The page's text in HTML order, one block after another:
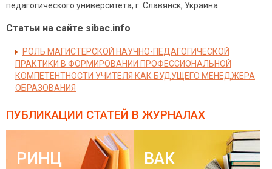
педагогического университета, г. Славянск, Украина
Статьи на сайте sibac.info
РОЛЬ МАГИСТЕРСКОЙ НАУЧНО-ПЕДАГОГИЧЕСКОЙ
ПРАКТИКИ В ФОРМИРОВАНИИ ПРОФЕССИОНАЛЬНОЙ
КОМПЕТЕНТНОСТИ УЧИТЕЛЯ КАК БУДУЩЕГО МЕНЕДЖЕРА
ОБРАЗОВАНИЯ
ПУБЛИКАЦИИ СТАТЕЙ В ЖУРНАЛАХ
РИНЦ ВАК